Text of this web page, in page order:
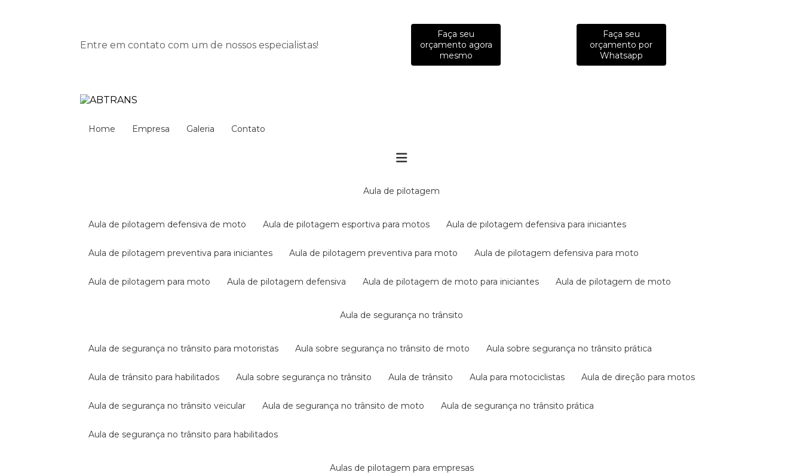
Entre em contato com um de nossos especialistas!
Faça seu
orçamento agora
mesmo
Faça seu
orçamento por
Whatsapp
Home Empresa Galeria Contato
aula de pilotagem
aula de pilotagem defensiva de moto aula de pilotagem esportiva para motos aula de pilotagem defensiva para iniciantes
aula de pilotagem preventiva para iniciantes aula de pilotagem preventiva para moto aula de pilotagem defensiva para moto
aula de pilotagem para moto aula de pilotagem defensiva aula de pilotagem de moto para iniciantes aula de pilotagem de moto
aula de segurança no trânsito
aula de segurança no trânsito para motoristas aula sobre segurança no trânsito de moto aula sobre segurança no trânsito prática
aula de trânsito para habilitados aula sobre segurança no trânsito aula de trânsito aula para motociclistas aula de direção para motos
aula de segurança no trânsito veicular aula de segurança no trânsito de moto aula de segurança no trânsito prática
aula de segurança no trânsito para habilitados
aulas de pilotagem para empresas